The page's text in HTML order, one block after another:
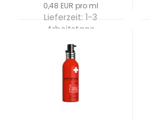
0,48 EUR pro ml
Lieferzeit: 1-3
Arbeitstage